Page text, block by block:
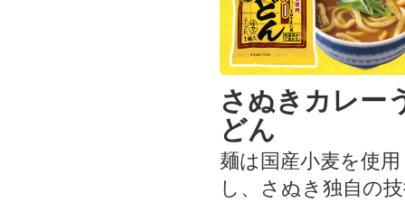
さぬきカレー
どん
麺は国産小麦を使用
し、さぬき独自の